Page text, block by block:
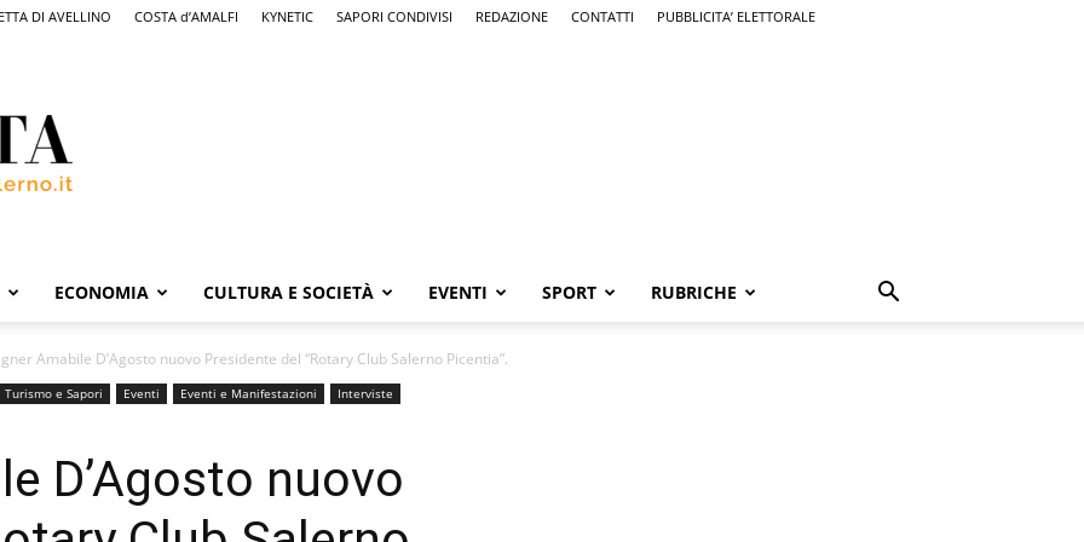
DI AVELLINO COSTA d’AMALFI KYNETIC SAPORI CONDIVISI REDAZIONE CONTATTI PUBBLICITA’ ELETTORALE
ECONOMIA CULTURA E SOCIETÀ EVENTI SPORT RUBRICHE
Amabile D’Agosto nuovo Presidente del “Rotary Club Salerno Picentia”.
Turismo e Sapori Eventi Eventi e Manifestazioni
Interviste
D’Agosto nuovo